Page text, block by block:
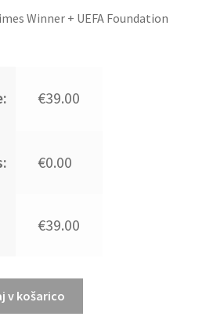
Winner + UEFA Foundation
€39.00
€0.00
€39.00
v košarico